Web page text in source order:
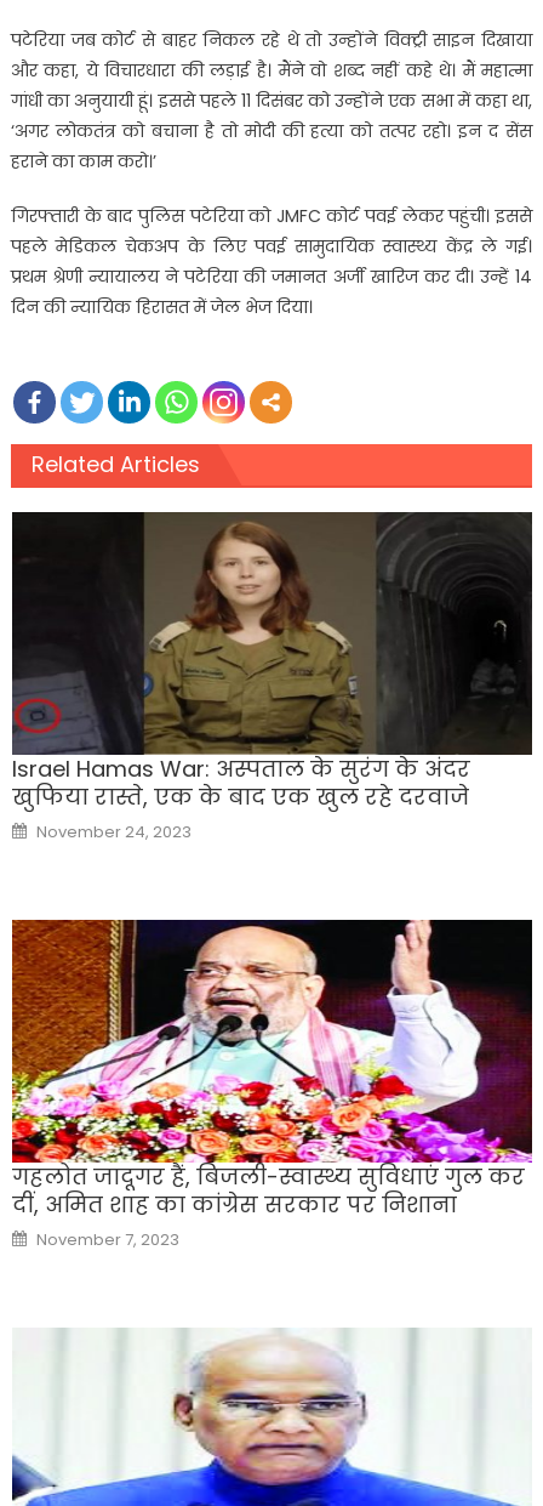
पटेरिया जब कोर्ट से बाहर निकल रहे थे तो उन्होंने विक्ट्री साइन दिखाया
और कहा, ये विचारधारा की लड़ाई है। मैंने वो शब्द नहीं कहे थे। मैं महात्मा
गांधी का अनुयायी हूं। इससे पहले 11 दिसंबर को उन्होंने एक सभा में कहा था,
‘अगर लोकतंत्र को बचाना है तो मोदी की हत्या को तत्पर रहो। इन द सेंस
हराने का काम करो।’
गिरफ्तारी के बाद पुलिस पटेरिया को JMFC कोर्ट पवई लेकर पहुंची। इससे
पहले मेडिकल चेकअप के लिए पवई सामुदायिक स्वास्थ्य केंद्र ले गई।
प्रथम श्रेणी न्यायालय ने पटेरिया की जमानत अर्जी खारिज कर दी। उन्हें 14
दिन की न्यायिक हिरासत में जेल भेज दिया।
Related Articles
Israel Hamas War: अस्पताल के सुरंग के अंदर
खुफिया रास्ते, एक के बाद एक खुल रहे दरवाजे
Posted
on
November 24, 2023
गहलोत जादूगर हैं, बिजली-स्वास्थ्य सुविधाएं गुल कर
दीं, अमित शाह का कांग्रेस सरकार पर निशाना
Posted
on
November 7, 2023